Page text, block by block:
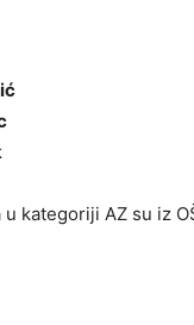
kategoriji AZ su iz